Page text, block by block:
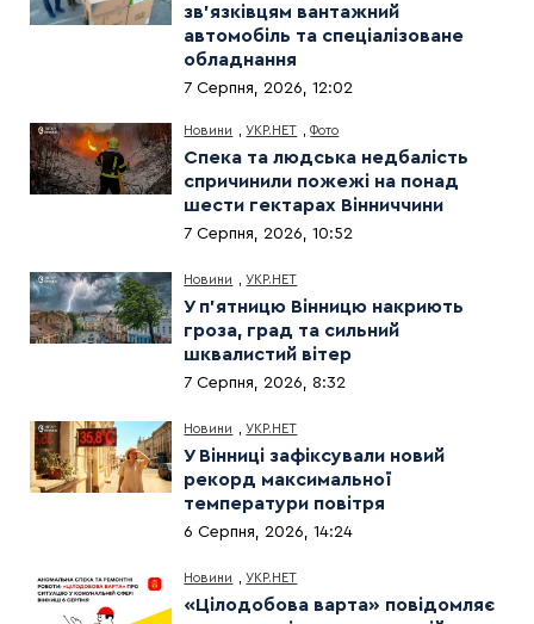
зв’язківцям вантажний
автомобіль та спеціалізоване
обладнання
7 Серпня, 2026, 12:02
Новини ,УКР.НЕТ ,Фото
Спека та людська недбалість
спричинили пожежі на понад
шести гектарах Вінниччини
7 Серпня, 2026, 10:52
Новини ,УКР.НЕТ
У п’ятницю Вінницю накриють
гроза, град та сильний
шквалистий вітер
7 Серпня, 2026, 8:32
Новини ,УКР.НЕТ
У Вінниці зафіксували новий
рекорд максимальної
температури повітря
6 Серпня, 2026, 14:24
Новини ,УКР.НЕТ
«Цілодобова варта» повідомляє